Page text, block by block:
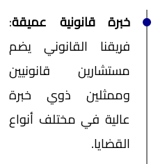
خبرة قانونية عميقة:
فريقنا القانوني يضم
مستشارين قانونيين
وممثلين ذوي خبرة
عالية في مختلف أنواع
القضايا.